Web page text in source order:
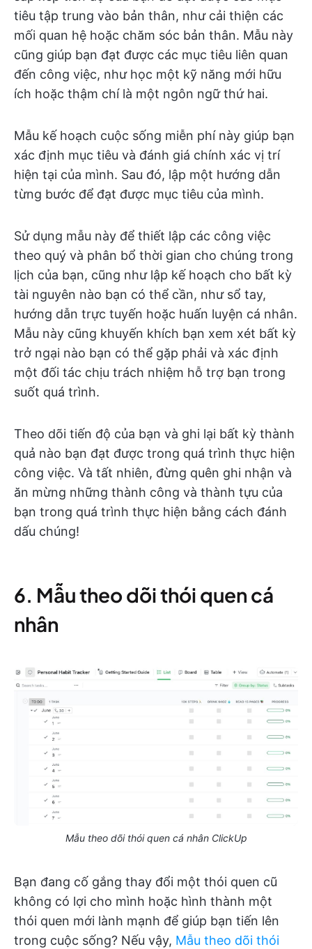
tiêu tập trung vào bản thân, như cải thiện các
mối quan hệ hoặc chăm sóc bản thân. Mẫu này
cũng giúp bạn đạt được các mục tiêu liên quan
đến công việc, như học một kỹ năng mới hữu
ích hoặc thậm chí là một ngôn ngữ thứ hai.
Mẫu kế hoạch cuộc sống miễn phí này giúp bạn
xác định mục tiêu và đánh giá chính xác vị trí
hiện tại của mình. Sau đó, lập một hướng dẫn
từng bước để đạt được mục tiêu của mình.
Sử dụng mẫu này để thiết lập các công việc
theo quý và phân bổ thời gian cho chúng trong
lịch của bạn, cũng như lập kế hoạch cho bất kỳ
tài nguyên nào bạn có thể cần, như sổ tay,
hướng dẫn trực tuyến hoặc huấn luyện cá nhân.
Mẫu này cũng khuyến khích bạn xem xét bất kỳ
trở ngại nào bạn có thể gặp phải và xác định
một đối tác chịu trách nhiệm hỗ trợ bạn trong
suốt quá trình.
Theo dõi tiến độ của bạn và ghi lại bất kỳ thành
quả nào bạn đạt được trong quá trình thực hiện
công việc. Và tất nhiên, đừng quên ghi nhận và
ăn mừng những thành công và thành tựu của
bạn trong quá trình thực hiện bằng cách đánh
dấu chúng!
6. Mẫu theo dõi thói quen cá
nhân
Mẫu theo dõi thói quen cá nhân ClickUp
Bạn đang cố gắng thay đổi một thói quen cũ
không có lợi cho mình hoặc hình thành một
thói quen mới lành mạnh để giúp bạn tiến lên
trong cuộc sống? Nếu vậy, Mẫu theo dõi thói